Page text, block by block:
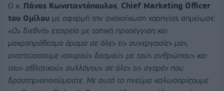
Ο κ. Πάνος Κωνσταντόπουλος, Chief Marketing Officer
του Ομίλου με αφορμή την ανακοίνωση χορηγίας σημείωσε:
«Ως διεθνής εταιρεία με τοπική προσέγγιση και
μακροπρόθεσμο όραμα σε όλες τις συνεργασίες μας,
αναπτύσσουμε ισχυρούς δεσμούς με τους ανθρώπους και
τους αθλητικούς συλλόγους σε όλες τις αγορές που
δραστηριοποιούμαστε. Με αυτό το πνεύμα καλωσορίζουμε